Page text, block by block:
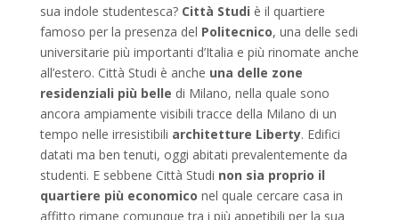
sua indole studentesca? Città Studi è il quartiere
famoso per la presenza del Politecnico, una delle sedi
universitarie più importanti d’Italia e più rinomate anche
all’estero. Città Studi è anche una delle zone
residenziali più belle di Milano, nella quale sono
ancora ampiamente visibili tracce della Milano di un
tempo nelle irresistibili architetture Liberty. Edifici
datati ma ben tenuti, oggi abitati prevalentemente da
studenti. E sebbene Città Studi non sia proprio il
quartiere più economico nel quale cercare casa in
affitto rimane comunque tra i più appetibili per la sua